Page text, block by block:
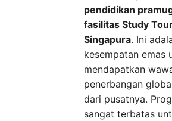
pendidikan
fasilitas Study
Singapura. Ini
kesempatan emas
mendapatkan
penerbangan
dari pusatnya.
sangat terbatas